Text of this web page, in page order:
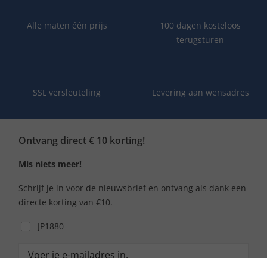
Alle maten één prijs
100 dagen kosteloos
terugsturen
SSL versleuteling Levering aan wensadres
Ontvang direct € 10 korting!
Mis niets meer!
Schrijf je in voor de nieuwsbrief en ontvang als dank een
directe korting van €10.
JP1880